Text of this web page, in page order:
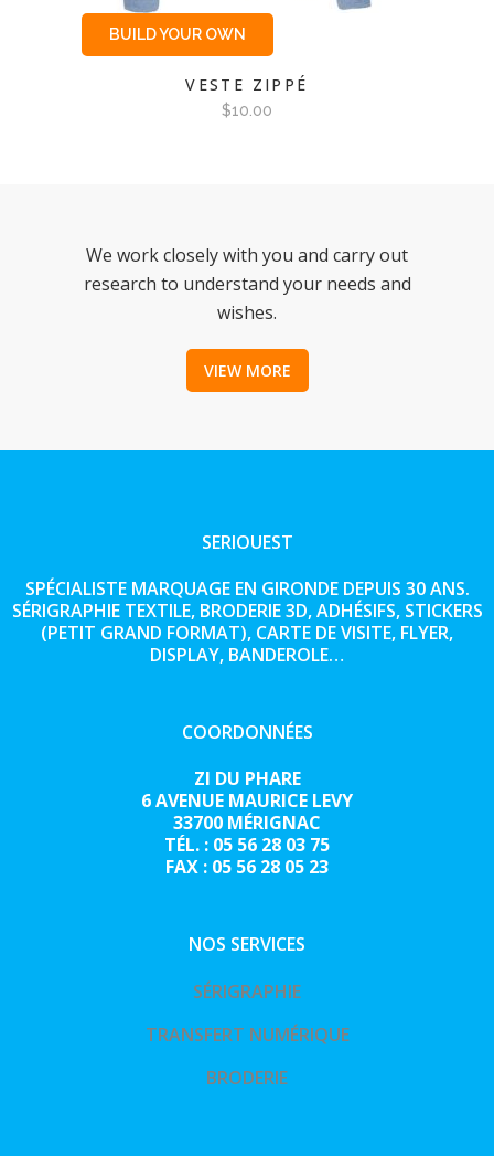
BUILD YOUR OWN
VESTE ZIPPÉ
$10.00
We work closely with you and carry out
research to understand your needs and
wishes.
VIEW MORE
SERIOUEST
SPÉCIALISTE MARQUAGE EN GIRONDE DEPUIS 30 ANS.
SÉRIGRAPHIE TEXTILE, BRODERIE 3D, ADHÉSIFS, STICKERS
(PETIT GRAND FORMAT), CARTE DE VISITE, FLYER,
DISPLAY, BANDEROLE…
COORDONNÉES
ZI DU PHARE
6 AVENUE MAURICE LEVY
33700 MÉRIGNAC
TÉL. : 05 56 28 03 75
FAX : 05 56 28 05 23
NOS SERVICES
SÉRIGRAPHIE
TRANSFERT NUMÉRIQUE
BRODERIE